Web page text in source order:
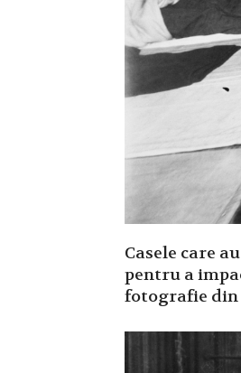
Casele care
pentru a
fotografie din